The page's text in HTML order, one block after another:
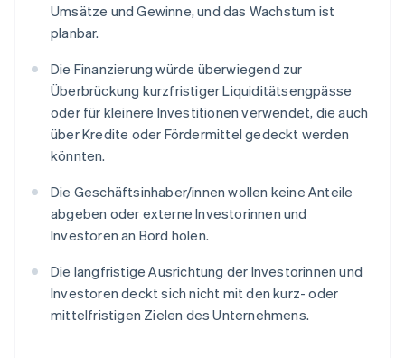
Umsätze und Gewinne, und das Wachstum ist
planbar.
Die Finanzierung würde überwiegend zur
Überbrückung kurzfristiger Liquiditätsengpässe
oder für kleinere Investitionen verwendet, die auch
über Kredite oder Fördermittel gedeckt werden
könnten.
Die Geschäftsinhaber/innen wollen keine Anteile
abgeben oder externe Investorinnen und
Investoren an Bord holen.
Die langfristige Ausrichtung der Investorinnen und
Investoren deckt sich nicht mit den kurz- oder
mittelfristigen Zielen des Unternehmens.